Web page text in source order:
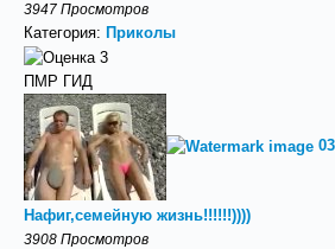
3947 Просмотров
Категория: Приколы
ПМР ГИД
Нафиг,семейную жизнь!!!!!!))))
3908 Просмотров